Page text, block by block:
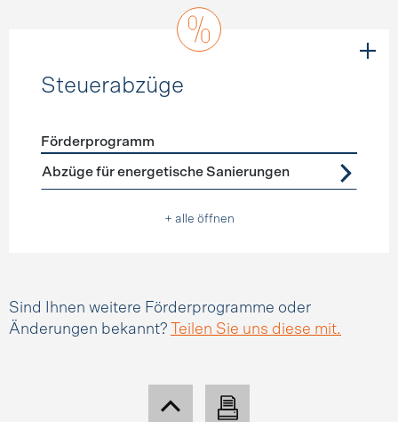
Steuerabzüge
Förderprogramme Steuerabzüge
Förderprogramm
Abzüge für energetische Sanierungen
+ alle öffnen
Sind Ihnen weitere Förderprogramme oder
Änderungen bekannt?
Teilen Sie uns diese mit.